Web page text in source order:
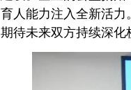
育人能力注入全新活力
期待未来双方持续深化